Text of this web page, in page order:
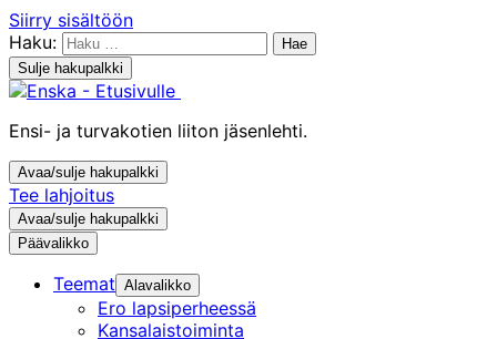
Siirry sisältöön
Haku:
Sulje hakupalkki
Ensi- ja turvakotien liiton jäsenlehti.
Avaa/sulje hakupalkki
Tee lahjoitus
Avaa/sulje hakupalkki
Päävalikko
Teemat Alavalikko
Ero lapsiperheessä
Kansalaistoiminta